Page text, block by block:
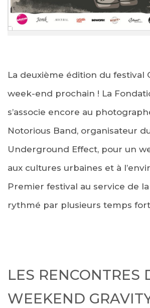
La deuxième édition du festival
week-end prochain ! La
s’associe encore au
Notorious Band, organisateur
Underground Effect, pour un
aux cultures urbaines et à
Premier festival au service de
rythmé par plusieurs temps
LES RENCONTRES
WEEKEND